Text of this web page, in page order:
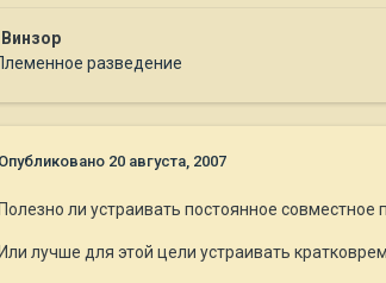
разведение
Опубликовано 20 августа, 2007
Полезно ли устраивать постоянное
Или лучше для этой цели устраивать